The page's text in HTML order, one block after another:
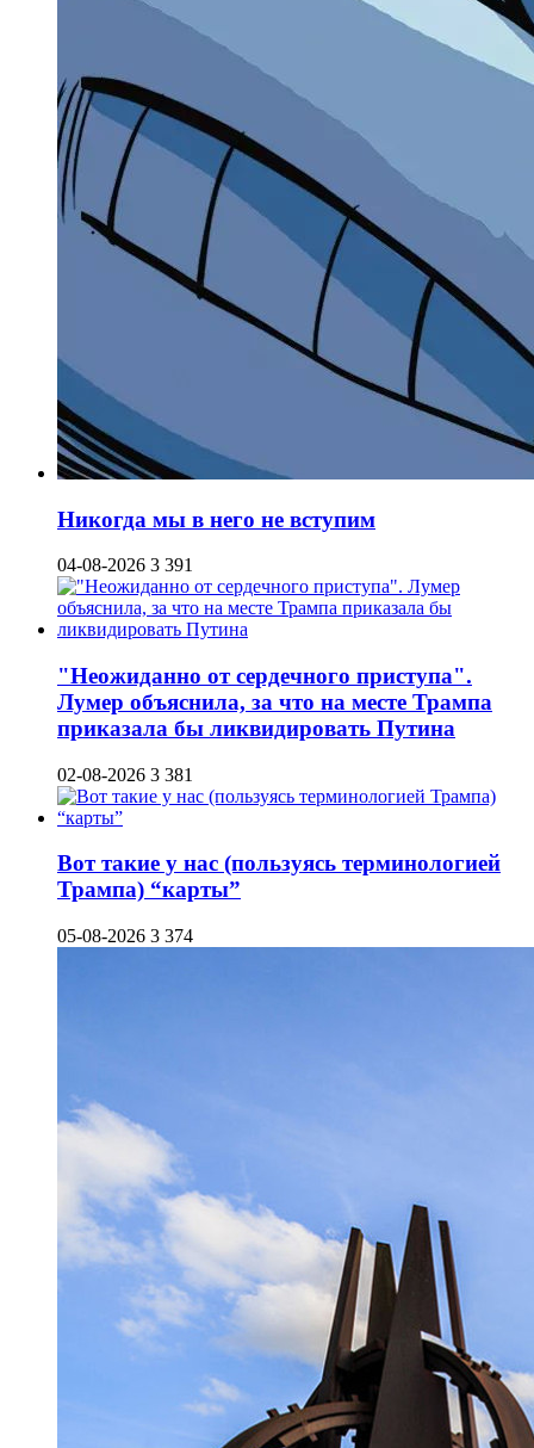
Никогда мы в него не вступим
04-08-2026 3 391
"Неожиданно от сердечного приступа".
Лумер объяснила, за что на месте Трампа
приказала бы ликвидировать Путина
02-08-2026 3 381
Вот такие у нас (пользуясь терминологией
Трампа) “карты”
05-08-2026 3 374